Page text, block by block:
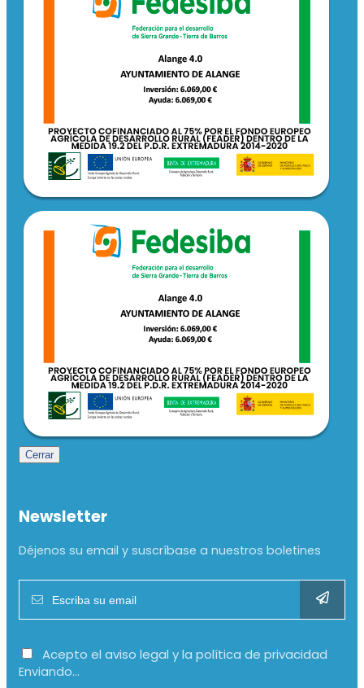
Cerrar
Newsletter
Déjenos su email y suscríbase a nuestros boletines
Acepto el aviso legal y la política de privacidad
Enviando...